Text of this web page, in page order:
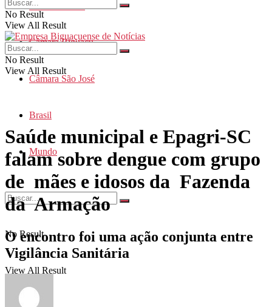
Santa Catarina
Câmara Biguaçu
Câmara São José
Brasil
Mundo
No Result
View All Result
No Result
View All Result
No Result
View All Result
Saúde municipal e Epagri-SC
falam sobre dengue com grupo
de mães e idosos da Fazenda
da Armação
O encontro foi uma ação conjunta entre
Vigilância Sanitária